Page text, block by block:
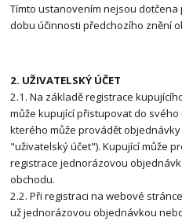
Tímto ustanovením nejsou
dobu účinnosti předchozího znění
2. UŽIVATELSKÝ ÚČET
2.1. Na základě registrace
může kupující přistupovat do
kterého může provádět
"uživatelský účet"). Kupující může
registrace jednorázovou
obchodu.
2.2. Při registraci na webové
už jednorázovou objednávkou